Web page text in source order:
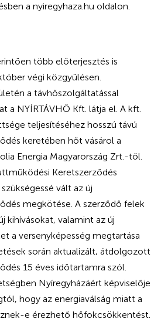
a nyiregyhaza.hu oldalon.
több előterjesztés is
végi közgyűlésen.
a távhőszolgáltatással
a NYÍRTÁVHŐ Kft. látja el. A kft.
teljesítéséhez hosszú távú
keretében hőt vásárol a
Energia Magyarország Zrt.-től.
Keretszerződés
vált az új
megkötése. A szerződő felek
kihívásokat, valamint az új
a versenyképesség megtartása
során aktualizált, átdolgozott
15 éves időtartamra szól.
Nyíregyházáért képviselője
hogy az energiaválság miatt a
e érezhető hőfokcsökkentést.